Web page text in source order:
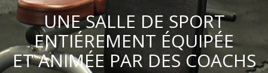
UNE SALLE DE SPORT
ENTIÉREMENT ÉQUIPÉE
ET ANIMÉE PAR DES COACHS